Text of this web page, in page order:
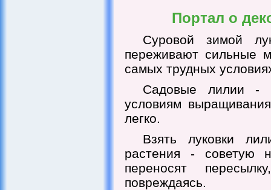
Портал о
Суровой зимой
переживают сильные
самых трудных
Садовые лилии -
условиям
легко.
Взять луковки
растения - советую
переносят
повреждаясь.